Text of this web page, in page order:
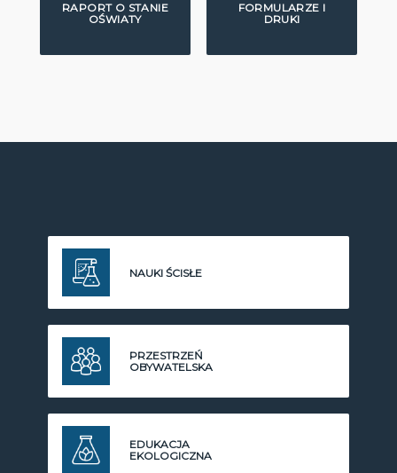
RAPORT O STANIE
OŚWIATY
FORMULARZE I
DRUKI
NAUKI ŚCISŁE
PRZESTRZEŃ
OBYWATELSKA
EDUKACJA
EKOLOGICZNA